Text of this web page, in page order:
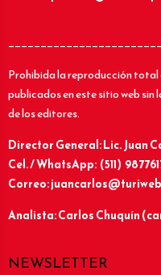
Prohibida la reproducción
publicados en este sitio web
de los editores.
Director General: Lic.Juan
Cel. / WhatsApp: (511)
Correo:
Analista: Carlos Chuquín
NEWSLETTER